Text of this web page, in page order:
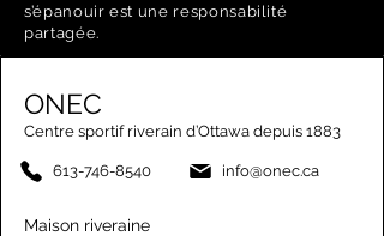
s’épanouir est une responsabilité
partagée.
ONEC
Centre sportif riverain d’Ottawa depuis 1883
613-746-8540 info@onec.ca
Maison riveraine